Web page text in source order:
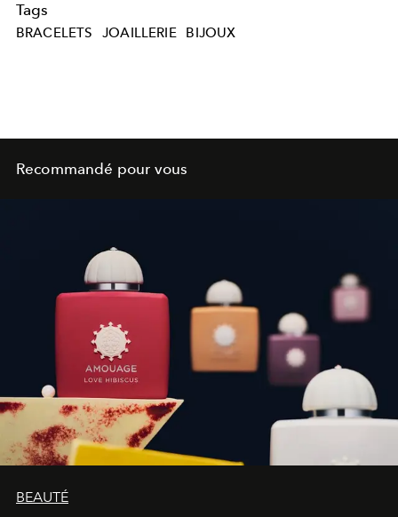
Tags
BRACELETS JOAILLERIE BIJOUX
Recommandé pour vous
BEAUTÉ